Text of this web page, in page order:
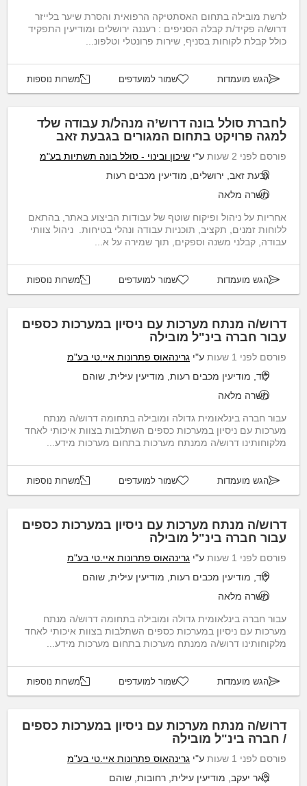
לרשת מובילה בתחום האסתטיקה הרפואית והסרת שיער בלייזר
דרוש/ה פקיד/ת קבלה הסניפים : רעננה ירושלים ומודיעין התפקיד
כולל קבלת לקוחות בסניף, שירות פרונטלי וטלפונ...
הגש מועמדות שמור למועדפים משרות נוספות
לחברת סולל בונה דרוש’ה מנהל/ת עבודה שלד
למגה פרויקט בתחום המגורים בגבעת זאב
פורסם לפני 2 שעות ע"י שיכון ובינוי - סולל בונה תשתיות בע"מ
גבעת זאב, ירושלים, מודיעין מכבים רעות
משרה מלאה
אחריות על ניהול ופיקוח שוטף של עבודות הביצוע באתר, בהתאם
ללוחות זמנים, תקציב, תוכניות עבודה ונהלי בטיחות. ניהול צוותי
עבודה, קבלני משנה וספקים, תוך שמירה על א...
הגש מועמדות שמור למועדפים משרות נוספות
דרוש/ה מנתח מערכות עם ניסיון במערכות כספים
עבור חברה בינ"ל מובילה
פורסם לפני 1 שעות ע"י גרינהאוס פתרונות איי.טי בע"מ
לוד, מודיעין מכבים רעות, מודיעין עילית, שוהם
משרה מלאה
עבור חברה בינלאומית גדולה ומובילה בתחומה דרוש/ה מנתח
מערכות עם ניסיון במערכות כספים השתלבות בצוות איכותי לאחד
מלקוחותינו דרוש/ה ממנתח מערכות בתחום מערכות מידע...
הגש מועמדות שמור למועדפים משרות נוספות
דרוש/ה מנתח מערכות עם ניסיון במערכות כספים
עבור חברה בינ"ל מובילה
פורסם לפני 1 שעות ע"י גרינהאוס פתרונות איי.טי בע"מ
לוד, מודיעין מכבים רעות, מודיעין עילית, שוהם
משרה מלאה
עבור חברה בינלאומית גדולה ומובילה בתחומה דרוש/ה מנתח
מערכות עם ניסיון במערכות כספים השתלבות בצוות איכותי לאחד
מלקוחותינו דרוש/ה ממנתח מערכות בתחום מערכות מידע...
הגש מועמדות שמור למועדפים משרות נוספות
דרוש/ה מנתח מערכות עם ניסיון במערכות כספים
/ חברה בינ"ל מובילה
פורסם לפני 1 שעות ע"י גרינהאוס פתרונות איי.טי בע"מ
באר יעקב, מודיעין עילית, רחובות, שוהם